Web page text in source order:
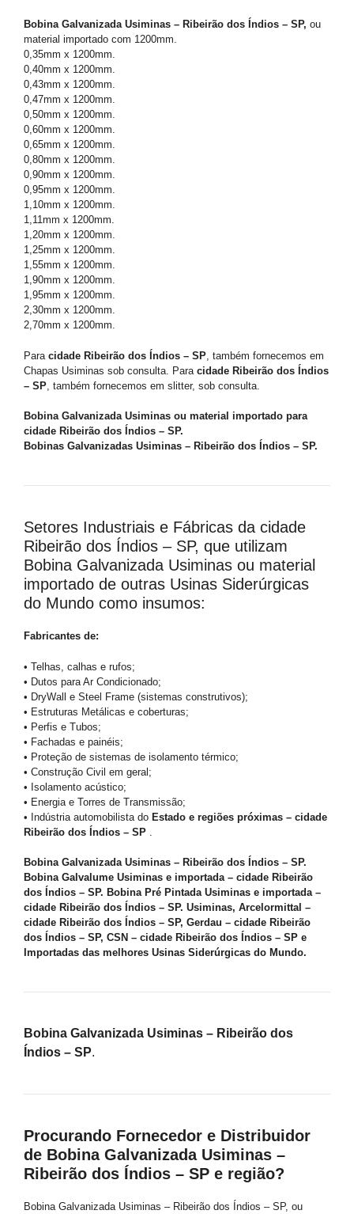
Bobina Galvanizada Usiminas – Ribeirão dos Índios – SP, ou
material importado com 1200mm.
0,35mm x 1200mm.
0,40mm x 1200mm.
0,43mm x 1200mm.
0,47mm x 1200mm.
0,50mm x 1200mm.
0,60mm x 1200mm.
0,65mm x 1200mm.
0,80mm x 1200mm.
0,90mm x 1200mm.
0,95mm x 1200mm.
1,10mm x 1200mm.
1,11mm x 1200mm.
1,20mm x 1200mm.
1,25mm x 1200mm.
1,55mm x 1200mm.
1,90mm x 1200mm.
1,95mm x 1200mm.
2,30mm x 1200mm.
2,70mm x 1200mm.
Para cidade Ribeirão dos Índios – SP , também fornecemos em
Chapas Usiminas sob consulta. Para cidade Ribeirão dos Índios
– SP , também fornecemos em slitter, sob consulta.
Bobina Galvanizada Usiminas ou material importado para
cidade Ribeirão dos Índios – SP.
Bobinas Galvanizadas Usiminas – Ribeirão dos Índios – SP.
Setores Industriais e Fábricas da cidade
Ribeirão dos Índios – SP, que utilizam
Bobina Galvanizada Usiminas ou material
importado de outras Usinas Siderúrgicas
do Mundo como insumos:
Fabricantes de:
• Telhas, calhas e rufos;
• Dutos para Ar Condicionado;
• DryWall e Steel Frame (sistemas construtivos);
• Estruturas Metálicas e coberturas;
• Perfis e Tubos;
• Fachadas e painéis;
• Proteção de sistemas de isolamento térmico;
• Construção Civil em geral;
• Isolamento acústico;
• Energia e Torres de Transmissão;
• Indústria automobilista do Estado e regiões próximas – cidade
Ribeirão dos Índios – SP
Bobina Galvanizada Usiminas – Ribeirão dos Índios – SP.
Bobina Galvalume Usiminas e importada – cidade Ribeirão
dos Índios – SP. Bobina Pré Pintada Usiminas e importada –
cidade Ribeirão dos Índios – SP. Usiminas, Arcelormittal –
cidade Ribeirão dos Índios – SP, Gerdau – cidade Ribeirão
dos Índios – SP, CSN – cidade Ribeirão dos Índios – SP e
Importadas das melhores Usinas Siderúrgicas do Mundo.
Bobina Galvanizada Usiminas – Ribeirão dos
Índios – SP.
Procurando Fornecedor e Distribuidor
de Bobina Galvanizada Usiminas –
Ribeirão dos Índios – SP e região?
Bobina Galvanizada Usiminas – Ribeirão dos Índios – SP, ou